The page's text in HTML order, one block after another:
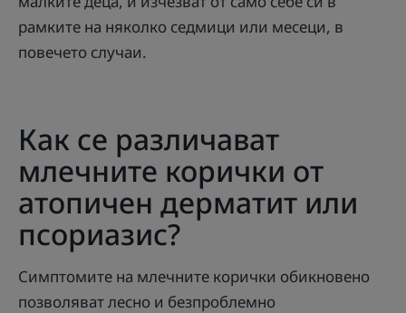
рамките на няколко седмици или месеци, в
повечето случаи.
Как се различават
млечните корички от
атопичен дерматит или
псориазис?
Симптомите на млечните корички обикновено
позволяват лесно и безпроблемно